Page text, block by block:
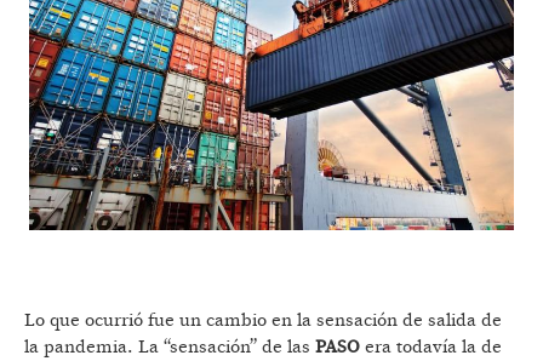
Lo que ocurrió fue un cambio en la sensación de salida de
la pandemia. La “sensación” de las PASO era todavía la de